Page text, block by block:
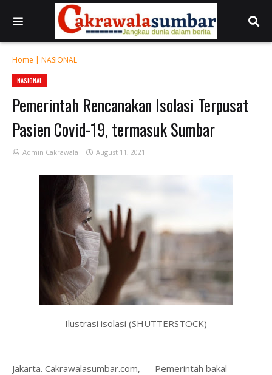
Home | NASIONAL
NASIONAL
Pemerintah Rencanakan Isolasi Terpusat
Pasien Covid-19, termasuk Sumbar
Admin Cakrawala August 11, 2021
Ilustrasi isolasi (SHUTTERSTOCK)
Jakarta. Cakrawalasumbar.com, — Pemerintah bakal